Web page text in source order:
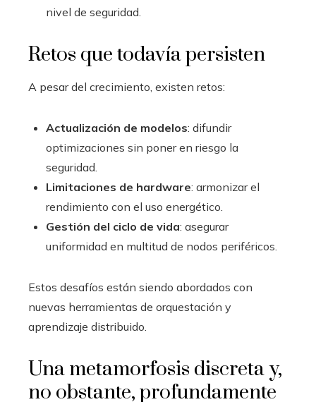
nivel de seguridad.
Retos que todavía persisten
A pesar del crecimiento, existen retos:
Actualización de modelos: difundir
optimizaciones sin poner en riesgo la
seguridad.
Limitaciones de hardware: armonizar el
rendimiento con el uso energético.
Gestión del ciclo de vida: asegurar
uniformidad en multitud de nodos periféricos.
Estos desafíos están siendo abordados con
nuevas herramientas de orquestación y
aprendizaje distribuido.
Una metamorfosis discreta y,
no obstante, profundamente